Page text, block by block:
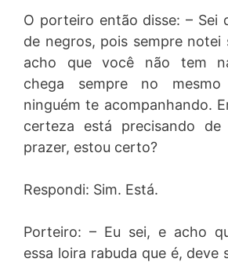
O porteiro então disse: – Sei
de negros, pois sempre notei
acho que você não tem
chega sempre no
ninguém te acompanhando.
certeza está precisando
prazer, estou certo?
Respondi: Sim. Está.
Porteiro: – Eu sei, e acho
essa loira rabuda que é, deve